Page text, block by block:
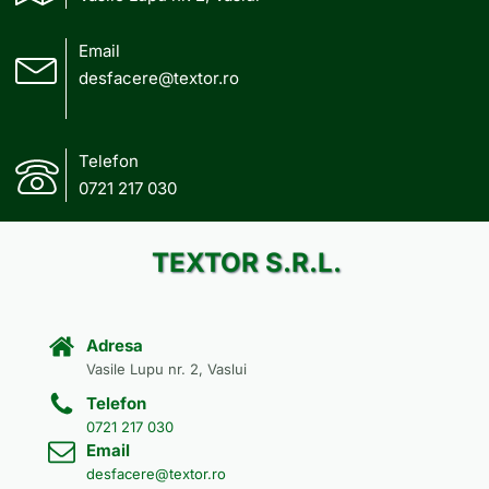
Email
desfacere@textor.ro
Telefon
0721 217 030
TEXTOR S.R.L.
Adresa
Vasile Lupu nr. 2, Vaslui
Telefon
0721 217 030
Email
desfacere@textor.ro